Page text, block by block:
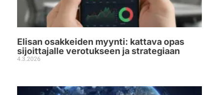
Elisan osakkeiden myynti: kattava opas
sijoittajalle verotukseen ja strategiaan
4.3.2026